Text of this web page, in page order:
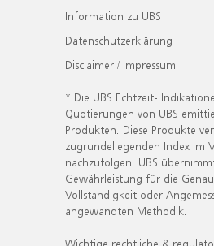
Information zu UBS
Datenschutzerklärung
Disclaimer / Impressum
* Die UBS Echtzeit-
Quotierungen von UBS
Produkten. Diese Produkte
zugrundeliegenden Index im
nachzufolgen. UBS
Gewährleistung für die
Vollständigkeit oder
angewandten Methodik.